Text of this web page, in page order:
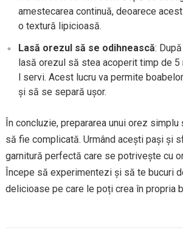
amestecarea continuă, deoarece
o textură lipicioasă.
Lasă orezul să se odihnească:
lasă orezul să stea acoperit timp de 5
l servi. Acest lucru va permite
și să se separă ușor.
În concluzie, prepararea unui orez simplu
să fie complicată. Urmând acești pași și
garnitură perfectă care se potrivește cu
Începe să experimentezi și să te bucuri
delicioase pe care le poți crea în propria